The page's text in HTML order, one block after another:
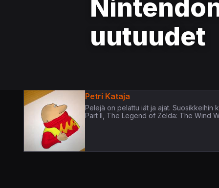
uutuudet
Petri Kataja
Pelejä on pelattu iät ja ajat. Suosikkeihin
Part II, The Legend of Zelda: The Wind